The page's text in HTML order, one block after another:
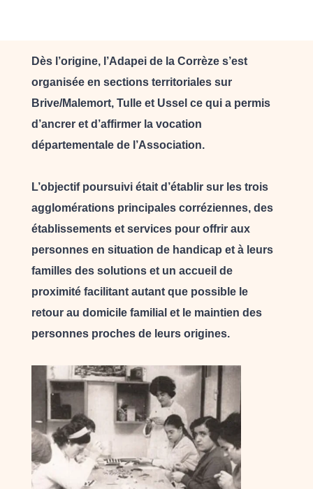
Dès l’origine, l’Adapei de la Corrèze s’est
organisée en sections territoriales sur
Brive/Malemort, Tulle et Ussel ce qui a permis
d’ancrer et d’affirmer la vocation
départementale de l’Association.
L’objectif poursuivi était d’établir sur les trois
agglomérations principales corréziennes, des
établissements et services pour offrir aux
personnes en situation de handicap et à leurs
familles des solutions et un accueil de
proximité facilitant autant que possible le
retour au domicile familial et le maintien des
personnes proches de leurs origines.